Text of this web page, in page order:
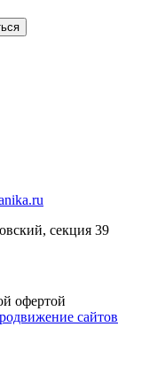
секция 39
офертой
сайтов